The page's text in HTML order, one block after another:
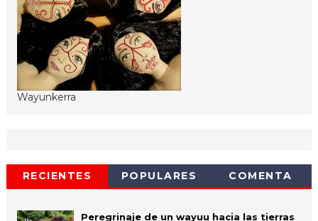
Wayunkerra
RECIENTES POPULARES COMENTA
Peregrinaje de un wayuu hacia las tierras